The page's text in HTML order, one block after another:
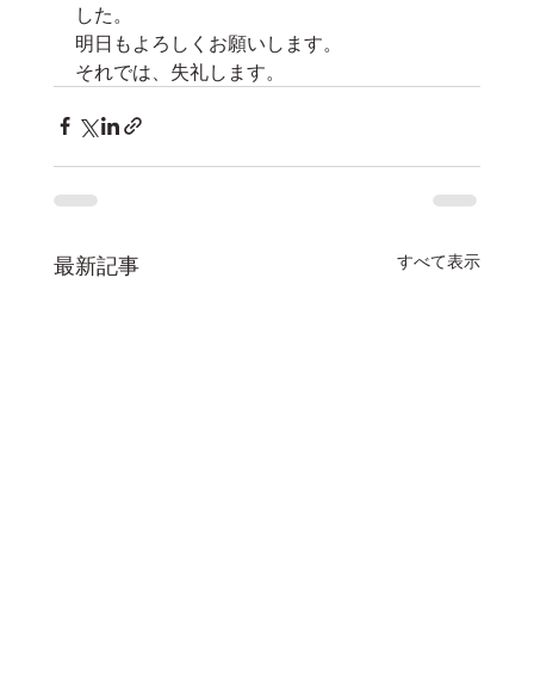
した。
明日もよろしくお願いします。
それでは、失礼します。
最新記事 すべて表示